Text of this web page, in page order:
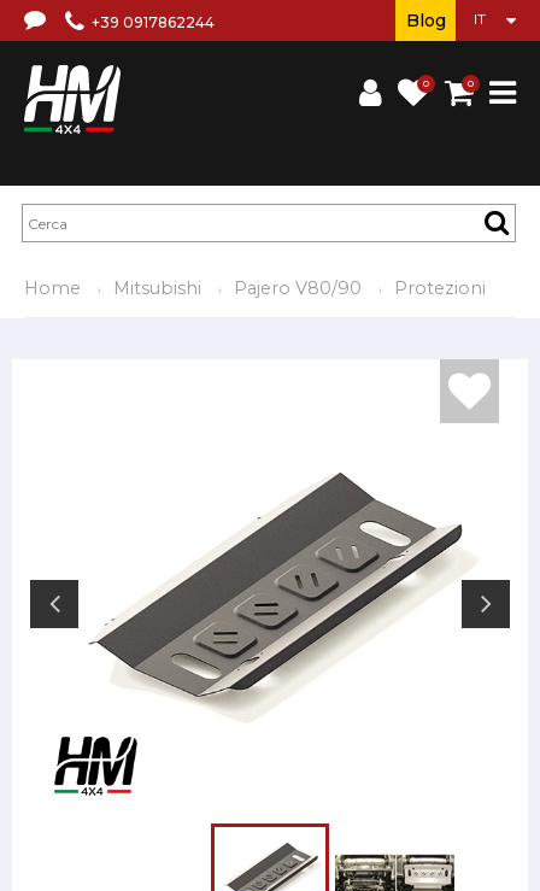
+39 0917862244
0 0
Blog
Home Mitsubishi Pajero V80/90 Protezioni